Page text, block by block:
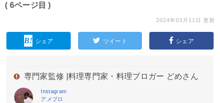
( 6ページ目 )
2024年03月11日 更新
シェア ツイート シェア
専門家監修 | 料理専門家・料理ブロガー どめさん
Instagram
アメブロ